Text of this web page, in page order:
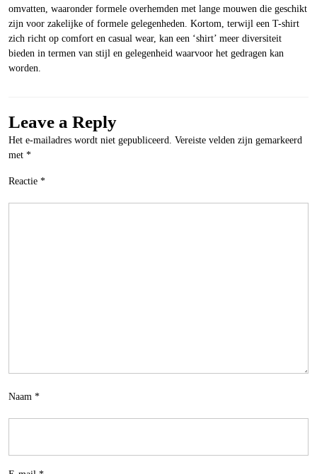
omvatten, waaronder formele overhemden met lange mouwen die geschikt
zijn voor zakelijke of formele gelegenheden. Kortom, terwijl een T-shirt
zich richt op comfort en casual wear, kan een ‘shirt’ meer diversiteit
bieden in termen van stijl en gelegenheid waarvoor het gedragen kan
worden.
Leave a Reply
Het e-mailadres wordt niet gepubliceerd. Vereiste velden zijn gemarkeerd
met *
Reactie *
Naam *